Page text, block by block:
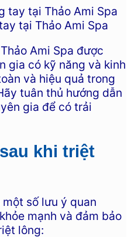
tại Thảo Ami Spa
Ami Spa được
gia có kỹ năng và kinh
và hiệu quả trong
tuân thủ hướng dẫn
gia để có trải
khi triệt
số lưu ý quan
mạnh và đảm bảo
lông: